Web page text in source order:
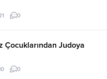
0
Çocuklarından Judoya
0